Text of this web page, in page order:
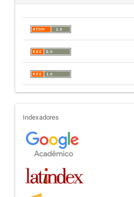
indexadores
Indexadores